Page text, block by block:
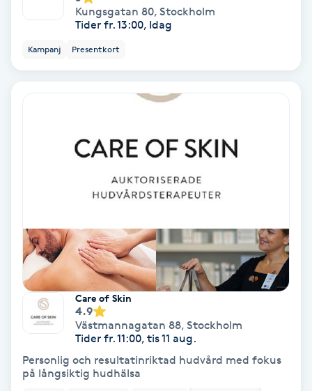
Regndroppsmassage
Reiki
Rosenmetoden
Ryggmassage
Samtalsterapi
Senioryoga
Kungsgatan 80, Stockholm
Tider fr. 13:00, Idag
Kampanj Presentkort
Care of Skin
4.9
Västmannagatan 88, Stockholm
Tider fr. 11:00, tis 11 aug.
Personlig och resultatinriktad hudvård med fokus
på långsiktig hudhälsa